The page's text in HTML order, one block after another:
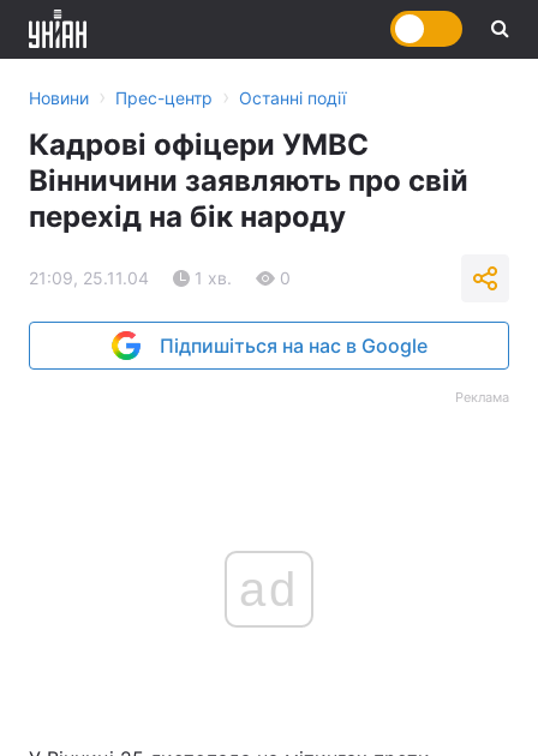
Новини › Прес-центр › Останні події
Кадрові офіцери УМВС
Вінничини заявляють про свій
перехід на бік народу
21:09, 25.11.04 1 хв. 0
Підпишіться на нас в Google
Реклама
ad